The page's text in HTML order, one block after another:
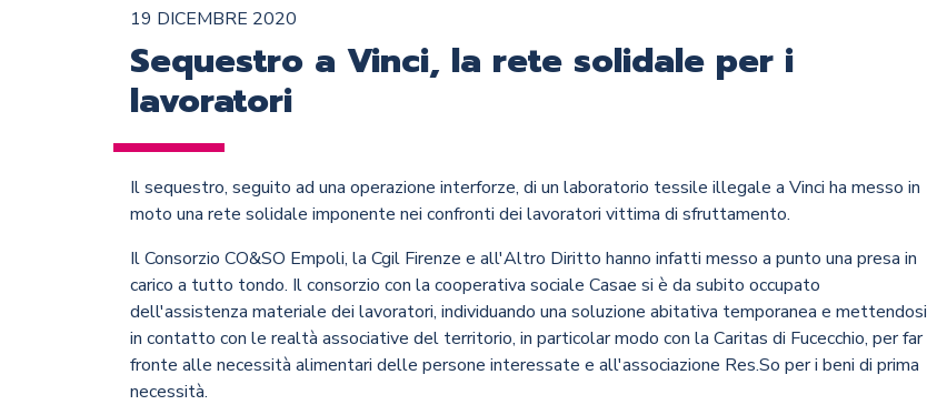
19 DICEMBRE 2020
Sequestro a Vinci, la rete solidale per i
lavoratori
Il sequestro, seguito ad una operazione interforze, di un laboratorio tessile illegale a Vinci ha messo in
moto una rete solidale imponente nei confronti dei lavoratori vittima di sfruttamento.
Il Consorzio CO&SO Empoli, la Cgil Firenze e all'Altro Diritto hanno infatti messo a punto una presa in
carico a tutto tondo. Il consorzio con la cooperativa sociale Casae si è da subito occupato
dell'assistenza materiale dei lavoratori, individuando una soluzione abitativa temporanea e mettendosi
in contatto con le realtà associative del territorio, in particolar modo con la Caritas di Fucecchio, per far
fronte alle necessità alimentari delle persone interessate e all'associazione Res.So per i beni di prima
necessità.